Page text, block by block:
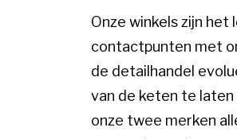
Onze winkels zijn het
contactpunten met
de detailhandel
van de keten te
onze twee merken